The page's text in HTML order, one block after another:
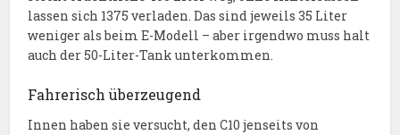
lassen sich 1375 verladen. Das sind jeweils 35 Liter
weniger als beim E-Modell – aber irgendwo muss halt
auch der 50-Liter-Tank unterkommen.
Fahrerisch überzeugend
Innen haben sie versucht, den C10 jenseits von